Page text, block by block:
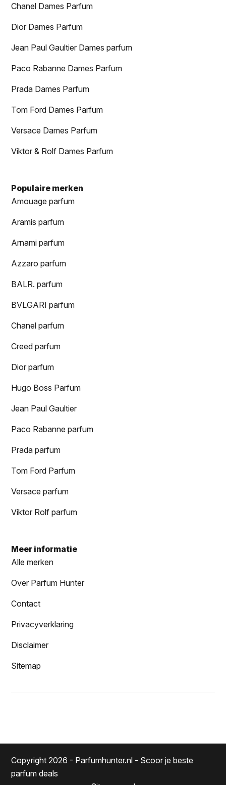
Chanel Dames Parfum
Dior Dames Parfum
Jean Paul Gaultier Dames parfum
Paco Rabanne Dames Parfum
Prada Dames Parfum
Tom Ford Dames Parfum
Versace Dames Parfum
Viktor & Rolf Dames Parfum
Populaire merken
Amouage parfum
Aramis parfum
Arnami parfum
Azzaro parfum
BALR. parfum
BVLGARI parfum
Chanel parfum
Creed parfum
Dior parfum
Hugo Boss Parfum
Jean Paul Gaultier
Paco Rabanne parfum
Prada parfum
Tom Ford Parfum
Versace parfum
Viktor Rolf parfum
Meer informatie
Alle merken
Over Parfum Hunter
Contact
Privacyverklaring
Disclaimer
Sitemap
Copyright 2026 - Parfumhunter.nl - Scoor je beste
parfum deals